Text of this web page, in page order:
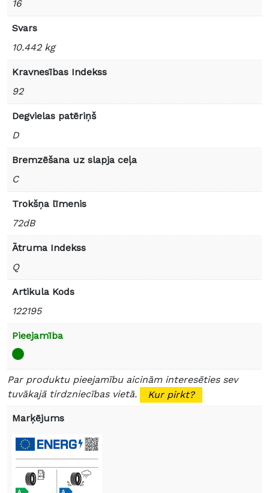
16
Svars
10.442 kg
Kravnesības Indekss
92
Degvielas patēriņš
D
Bremzēšana uz slapja ceļa
C
Trokšņa līmenis
72dB
Ātruma Indekss
Q
Artikula Kods
122195
Pieejamība
Par produktu pieejamību aicinām interesēties sev
tuvākajā tirdzniecības vietā.
Kur pirkt?
Marķējums